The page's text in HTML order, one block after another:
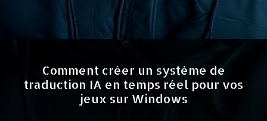
Comment créer un système de
traduction IA en temps réel pour vos
jeux sur Windows